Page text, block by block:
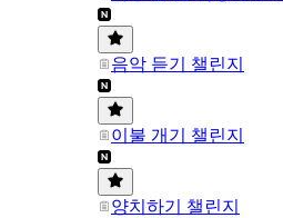
음악 듣기 챌린지
이불 개기 챌린지
양치하기 챌린지